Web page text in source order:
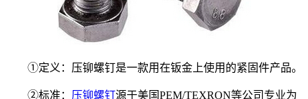
①定义：压铆螺钉是一款用在钣金上使用的紧固件产品。
②标准： 压铆螺钉源于美国PEM/TEXRON等公司专业为